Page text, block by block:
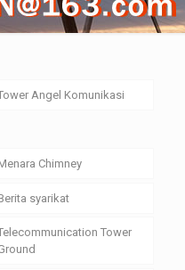
Angel Komunikasi
Chimney
syarikat
Tower